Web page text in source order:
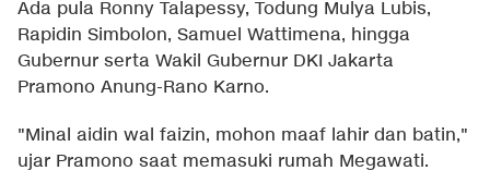
Ada pula Ronny Talapessy, Todung Mulya Lubis,
Rapidin Simbolon, Samuel Wattimena, hingga
Gubernur serta Wakil Gubernur DKI Jakarta
Pramono Anung-Rano Karno.
"Minal aidin wal faizin, mohon maaf lahir dan batin,"
ujar Pramono saat memasuki rumah Megawati.